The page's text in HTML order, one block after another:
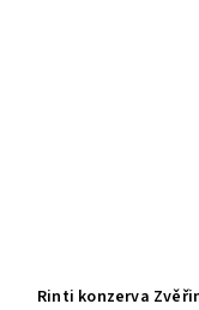
Rinti konzerva